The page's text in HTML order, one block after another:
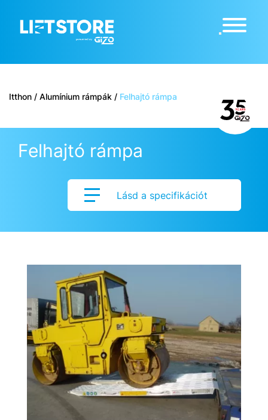
Itthon / Alumínium rámpák / Felhajtó rámpa
Felhajtó rámpa
Lásd a specifikációt